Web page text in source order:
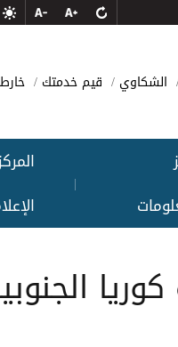
الشكاوي قيم خدمتك
|